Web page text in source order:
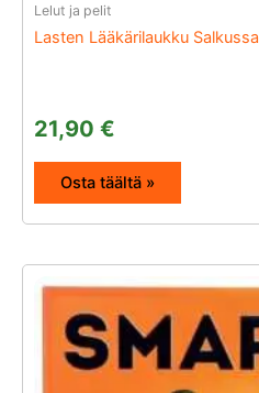
Lelut ja pelit
Lasten Lääkärilaukku Salkussa
21,90 €
Osta täältä »